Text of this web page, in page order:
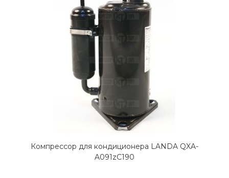
Компрессор для кондиционера LANDA QXA-
A091zC190